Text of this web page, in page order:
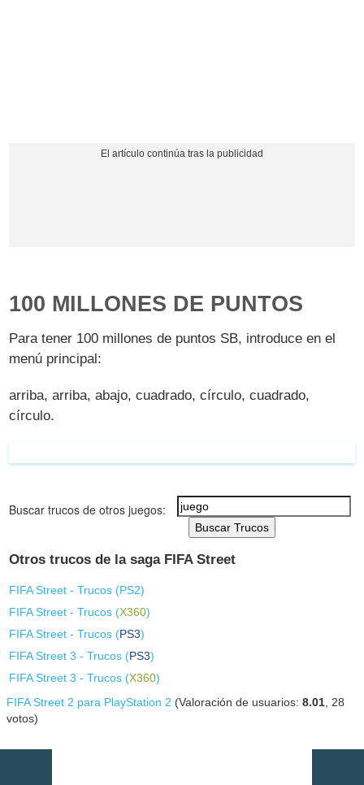
100 MILLONES DE PUNTOS
Para tener 100 millones de puntos SB, introduce en el
menú principal:
arriba, arriba, abajo, cuadrado, círculo, cuadrado,
círculo.
Buscar trucos de otros juegos:
Buscar Trucos
Otros trucos de la saga FIFA Street
FIFA Street - Trucos (PS2)
FIFA Street - Trucos (X360)
FIFA Street - Trucos (PS3)
FIFA Street 3 - Trucos (PS3)
FIFA Street 3 - Trucos (X360)
FIFA Street 2 para PlayStation 2 (Valoración de usuarios:8.01 28
votos)